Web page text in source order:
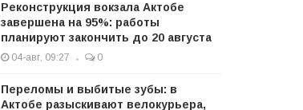
Реконструкция вокзала Актобе
завершена на 95%: работы
планируют закончить до 20 августа
04-авг, 09:27 0
Переломы и выбитые зубы: в
Актобе разыскивают велокурьера,